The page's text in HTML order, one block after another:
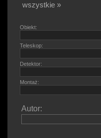
wszystkie »
Obiekt:
Teleskop:
Detektor:
Montaż:
Autor: